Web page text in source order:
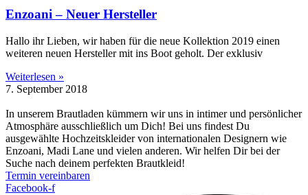
Enzoani – Neuer Hersteller
Hallo ihr Lieben, wir haben für die neue Kollektion 2019 einen
weiteren neuen Hersteller mit ins Boot geholt. Der exklusiv
Weiterlesen »
7. September 2018
In unserem Brautladen kümmern wir uns in intimer und per­sönlicher
Atmosphäre aus­schließlich um Dich! Bei uns findest Du
ausgewählte Hochzeits­kleider von inter­nationalen Designern wie
Enzoani, Madi Lane und vielen anderen. Wir helfen Dir bei der
Suche nach deinem perfekten Brautkleid!
Termin vereinbaren
Facebook-f